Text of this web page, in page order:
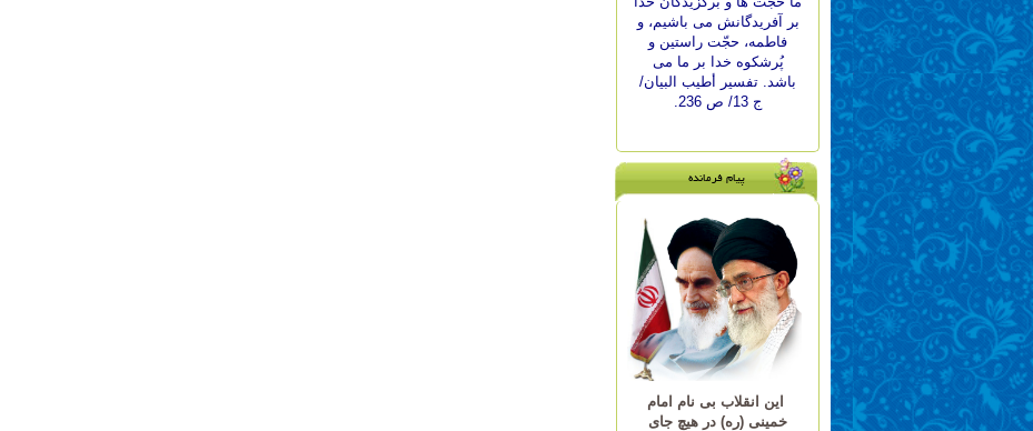
بر آفريدگانش مى ‏باشيم، و
فاطمه، حجّت راستين و
پُرشكوه خدا بر ما مى
‏باشد. تفسير أطيب البيان/
ج 13/ ص 236.
پیام فرمانده
این انقلاب بی نام امام
خمینی (ره) در هیچ جای